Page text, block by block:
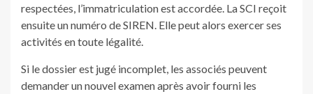
respectées, l’immatriculation est accordée. La SCI reçoit
ensuite un numéro de SIREN. Elle peut alors exercer ses
activités en toute légalité.
Si le dossier est jugé incomplet, les associés peuvent
demander un nouvel examen après avoir fourni les